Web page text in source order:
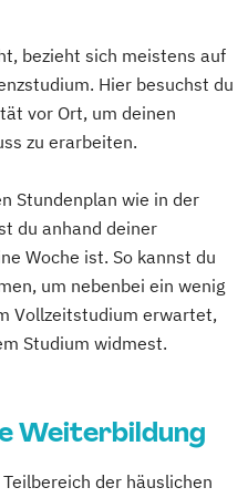
der Pflege
Pflegeeinrichtungen
Praxisanleiter
Wundexperte
bezieht sich meistens auf
Hier besuchst du
vor Ort, um deinen
zu erarbeiten.
Stundenplan wie in der
du anhand deiner
Woche ist. So kannst du
um nebenbei ein wenig
Vollzeitstudium erwartet,
Studium widmest.
Weiterbildung
der häuslichen